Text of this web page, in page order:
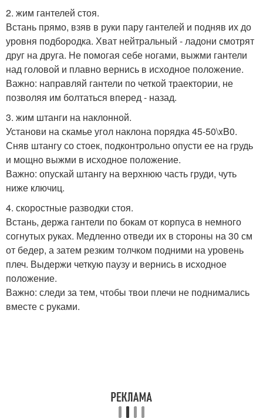
2. жим гантелей стоя.
Встань прямо, взяв в руки пару гантелей и подняв их до
уровня подбородка. Хват нейтральный - ладони смотрят
друг на друга. Не помогая себе ногами, выжми гантели
над головой и плавно вернись в исходное положение.
Важно: направляй гантели по четкой траектории, не
позволяя им болтаться вперед - назад.
3. жим штанги на наклонной.
Установи на скамье угол наклона порядка 45-50\xB0.
Сняв штангу со стоек, подконтрольно опусти ее на грудь
и мощно выжми в исходное положение.
Важно: опускай штангу на верхнюю часть груди, чуть
ниже ключиц.
4. скоростные разводки стоя.
Встань, держа гантели по бокам от корпуса в немного
согнутых руках. Медленно отведи их в стороны на 30 см
от бедер, а затем резким толчком подними на уровень
плеч. Выдержи четкую паузу и вернись в исходное
положение.
Важно: следи за тем, чтобы твои плечи не поднимались
вместе с руками.